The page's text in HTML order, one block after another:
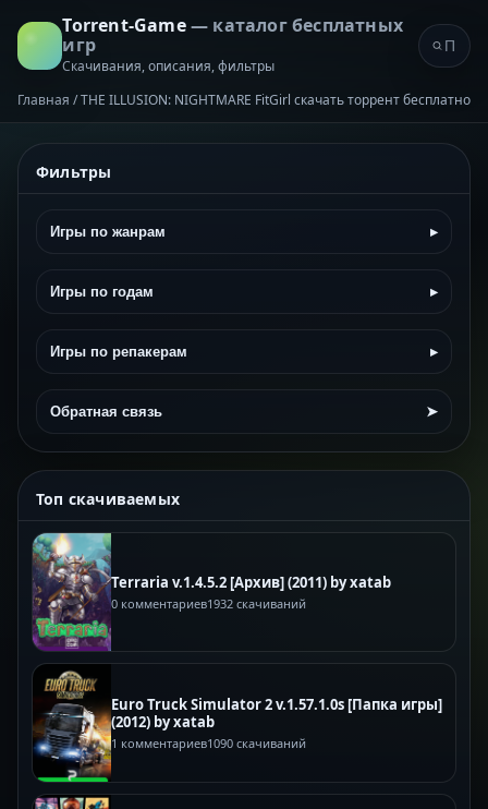
Torrent-Game— каталог бесплатных
игр
Скачивания, описания, фильтры
Главная /THE ILLUSION: NIGHTMARE FitGirl скачать торрент бесплатно
Фильтры
Игры по жанрам ▸
Игры по годам ▸
Игры по репакерам ▸
Обратная связь ➤
Топ скачиваемых
Terraria v.1.4.5.2 [Архив] (2011) by xatab
0 комментариев1932 скачиваний
Euro Truck Simulator 2 v.1.57.1.0s [Папка игры]
(2012) by xatab
1 комментариев1090 скачиваний